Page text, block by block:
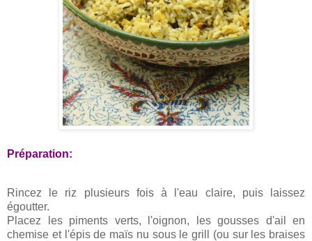
Préparation:
Rincez le riz plusieurs fois à l'eau claire, puis laissez
égoutter.
Placez les piments verts, l'oignon, les gousses d'ail en
chemise et l'épis de maïs nu sous le grill (ou sur les braises